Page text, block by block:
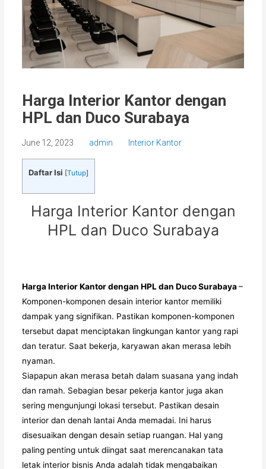
Harga Interior Kantor dengan
HPL dan Duco Surabaya
June 12, 2023 admin Interior Kantor
Daftar Isi [Tutup]
Harga Interior Kantor dengan
HPL dan Duco Surabaya
Harga Interior Kantor dengan HPL dan Duco Surabaya–
Komponen-komponen desain interior kantor memiliki
dampak yang signifikan. Pastikan komponen-komponen
tersebut dapat menciptakan lingkungan kantor yang rapi
dan teratur. Saat bekerja, karyawan akan merasa lebih
nyaman.
Siapapun akan merasa betah dalam suasana yang indah
dan ramah. Sebagian besar pekerja kantor juga akan
sering mengunjungi lokasi tersebut. Pastikan desain
interior dan denah lantai Anda memadai. Ini harus
disesuaikan dengan desain setiap ruangan. Hal yang
paling penting untuk diingat saat merencanakan tata
letak interior bisnis Anda adalah tidak mengabaikan